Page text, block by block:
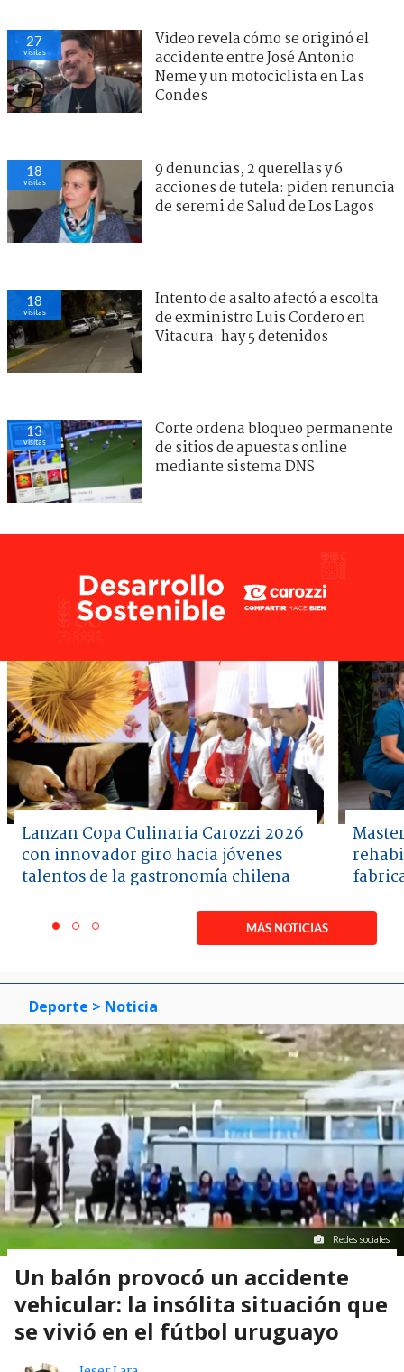
27
visitas
Video revela cómo se originó el
accidente entre José Antonio
Neme y un motociclista en Las
Condes
18
visitas
9 denuncias, 2 querellas y 6
acciones de tutela: piden renuncia
de seremi de Salud de Los Lagos
18
visitas
Intento de asalto afectó a escolta
de exministro Luis Cordero en
Vitacura: hay 5 detenidos
13
visitas
Corte ordena bloqueo permanente
de sitios de apuestas online
mediante sistema DNS
Lanzan Copa Culinaria Carozzi 2026
con innovador giro hacia jóvenes
talentos de la gastronomía chilena
itemitemitem
MÁS NOTICIAS
Deporte > Noticia
Redes sociales
Un balón provocó un accidente
vehicular: la insólita situación que
se vivió en el fútbol uruguayo